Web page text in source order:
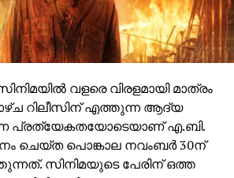
വളരെ വിരളമായി മാത്രം
റിലീസിന് എത്തുന്ന ആദ്യ
പ്രത്യേകതയോടെയാണ് എ.ബി.
ചെയ്ത പൊങ്കാല നവംബര്‍ 30ന്
സിനിമയുടെ പേരിന് ഒത്ത